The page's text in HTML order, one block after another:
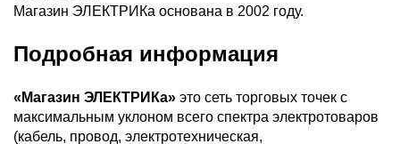
Магазин ЭЛЕКТРИКа основана в 2002 году.
Подробная информация
«Магазин ЭЛЕКТРИКа» это сеть торговых точек с
максимальным уклоном всего спектра электротоваров
(кабель, провод, электротехническая,